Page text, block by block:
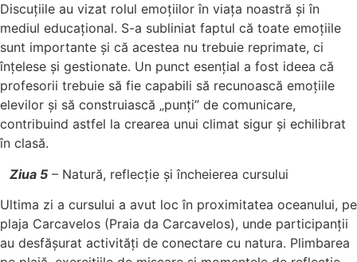
Discuțiile au vizat rolul emoțiilor în viața noastră și în
mediul educațional. S-a subliniat faptul că toate emoțiile
sunt importante și că acestea nu trebuie reprimate, ci
înțelese și gestionate. Un punct esențial a fost ideea că
profesorii trebuie să fie capabili să recunoască emoțiile
elevilor și să construiască „punți” de comunicare,
contribuind astfel la crearea unui climat sigur și echilibrat
în clasă.
Ziua 5 – Natură, reflecție și încheierea cursului
Ultima zi a cursului a avut loc în proximitatea oceanului, pe
plaja Carcavelos (Praia da Carcavelos), unde participanții
au desfășurat activități de conectare cu natura. Plimbarea